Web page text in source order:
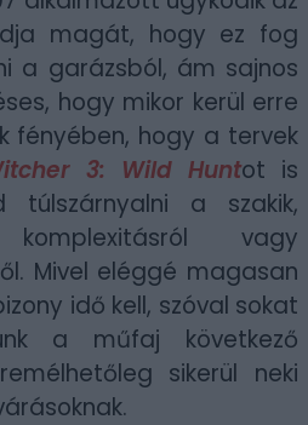
magát, hogy ez fog
a garázsból, ám sajnos
hogy mikor kerül erre
fényében, hogy a tervek
3: Wild Huntot is
túlszárnyalni a szakik,
vagy
Mivel eléggé magasan
idő kell, szóval sokat
a műfaj következő
sikerül neki